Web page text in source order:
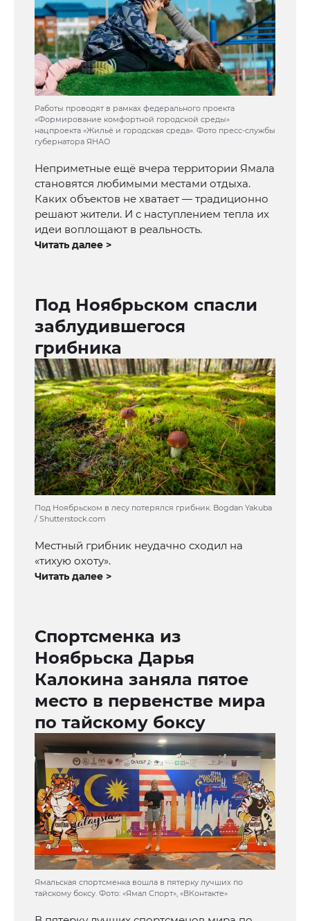
Работы проводят в рамках федерального проекта
«Формирование комфортной городской среды»
нацпроекта «Жильё и городская среда». Фото пресс-службы
губернатора ЯНАО
Неприметные ещё вчера территории Ямала
становятся любимыми местами отдыха.
Каких объектов не хватает — традиционно
решают жители. И с наступлением тепла их
идеи воплощают в реальность.
Читать далее >
Под Ноябрьском спасли
заблудившегося
грибника
Под Ноябрьском в лесу потерялся грибник. Bogdan Yakuba
/ Shutterstock.com
Местный грибник неудачно сходил на
«тихую охоту».
Читать далее >
Спортсменка из
Ноябрьска Дарья
Калокина заняла пятое
место в первенстве мира
по тайскому боксу
Ямальская спортсменка вошла в пятерку лучших по
тайскому боксу. Фото: «Ямал Спорт», «ВКонтакте»